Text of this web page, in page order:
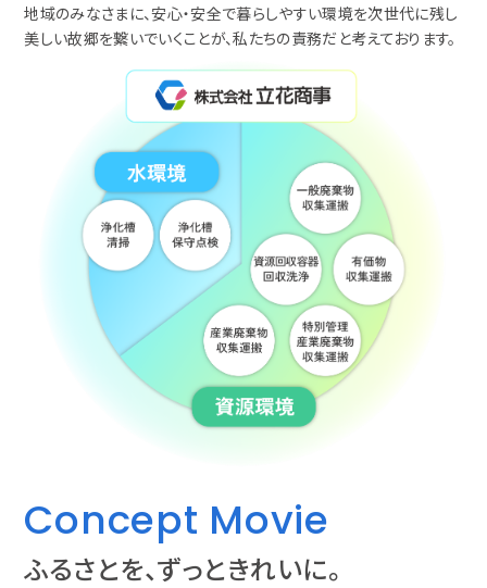
地域のみなさまに、安心・安全で暮らしやすい環境を次世代に残し
美しい故郷を繋いでいくことが、私たちの責務だと考えております。
Concept Movie
ふるさとを、ずっときれいに。